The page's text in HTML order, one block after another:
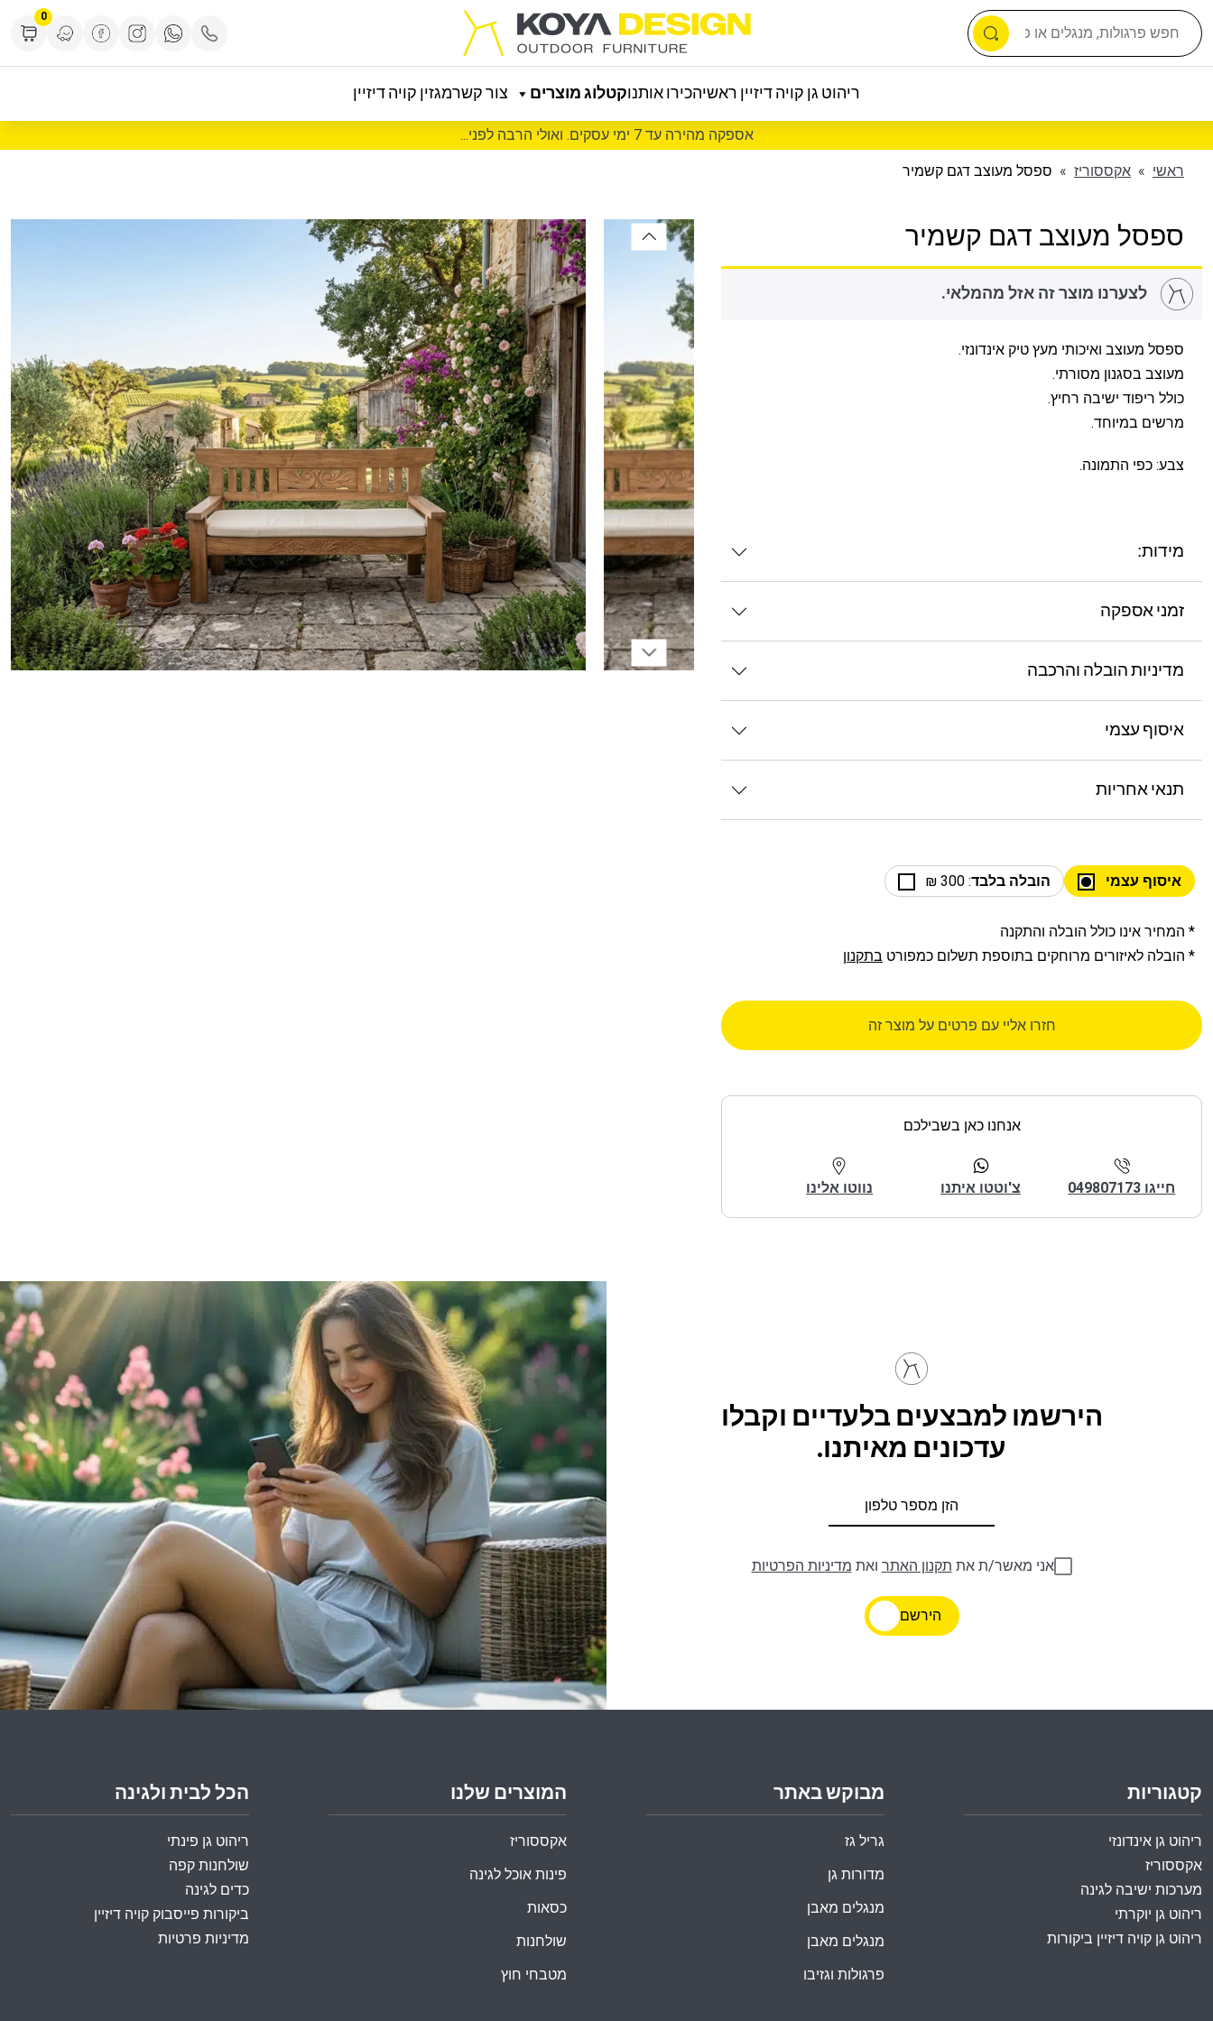
0
ריהוט גן קויה דיזיין ראשיהכירו אותנוקטלוג מוצרים צור קשרמגזין קויה דיזיין
אספקה מהירה עד 7 ימי עסקים. ואולי הרבה לפני...
ראשי » אקססוריז » ספסל מעוצב דגם קשמיר
ספסל מעוצב דגם קשמיר
לצערנו מוצר זה אזל מהמלאי.
ספסל מעוצב ואיכותי מעץ טיק אינדונזי.
מעוצב בסגנון מסורתי.
כולל ריפוד ישיבה רחיץ.
מרשים במיוחד.
צבע: כפי התמונה.
מידות:
זמני אספקה
מדיניות הובלה והרכבה
איסוף עצמי
תנאי אחריות
איסוף עצמי הובלה בלבד: 300 ₪
* המחיר אינו כולל הובלה והתקנה
* הובלה לאיזורים מרוחקים בתוספת תשלום כמפורט בתקנון
חזרו אליי עם פרטים על מוצר זה
אנחנו כאן בשבילכם
חייגו 049807173 צ'וטטו איתנו נווטו אלינו
הירשמו למבצעים בלעדיים וקבלו
עדכונים מאיתנו.
אני מאשר/ת את תקנון האתר ואת מדיניות הפרטיות
הירשם
הכל לבית ולגינה
ריהוט גן פינתי
שולחנות קפה
כדים לגינה
ביקורות פייסבוק קויה דיזיין
מדיניות פרטיות
המוצרים שלנו
אקססוריז
פינות אוכל לגינה
כסאות
שולחנות
מטבחי חוץ
מבוקש באתר
גריל גז
מדורות גן
מנגלים מאבן
מנגלים מאבן
פרגולות וגזיבו
קטגוריות
ריהוט גן אינדונזי
אקססוריז
מערכות ישיבה לגינה
ריהוט גן יוקרתי
ריהוט גן קויה דיזיין ביקורות